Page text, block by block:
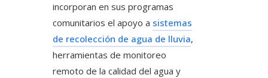
incorporan en sus programas
comunitarios el apoyo a sistemas
de recolección de agua de lluvia,
herramientas de monitoreo
remoto de la calidad del agua y